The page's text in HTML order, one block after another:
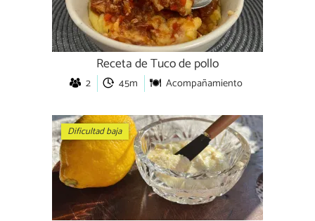
Receta de Tuco de pollo
2 45m Acompañamiento
Dificultad baja